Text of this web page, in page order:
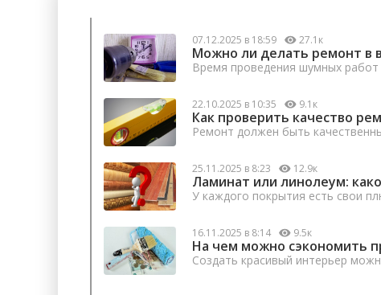
07.12.2025 в 18:59 27.1к
Можно ли делать ремонт в
Время проведения шумных работ
22.10.2025 в 10:35 9.1к
Как проверить качество
Ремонт должен быть
25.11.2025 в 8:23 12.9к
Ламинат или линолеум:
У каждого покрытия есть свои
16.11.2025 в 8:14 9.5к
На чем можно сэкономить
Создать красивый интерьер